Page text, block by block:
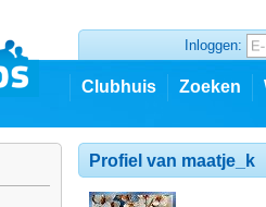
Inloggen:
Clubhuis Zoeken
Profiel van maatje_k